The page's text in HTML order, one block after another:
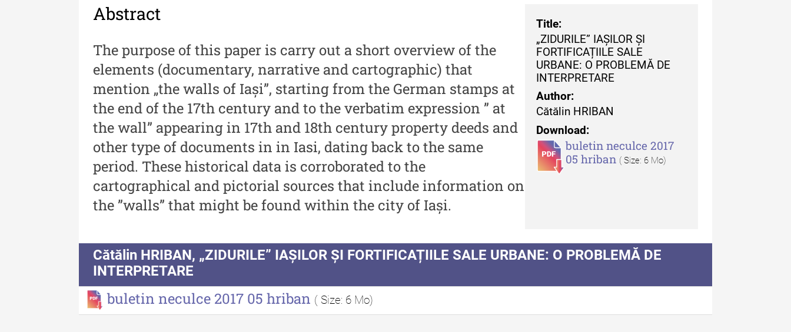
XLIV - 2025
XLIII - 2024
Revista "Cercetări istorice" -
XLII - 2023
Indexul Complet
Moldovei - XXIV / 2018
Buletinul ”Ioan Neculce” al
Muzeului de Istorie a
Moldovei - XXIII / 2017
Buletinul ”Ioan Neculce” al
Muzeului de Istorie a
Moldovei - XXII / 2016
Indexul Complet
al Moldovei - XXII / 2022
Anuarul Muzeului Etnografic
al Moldovei - XXI / 2021
Anuarul Muzeului Etnografic
al Moldovei - XX / 2020
Indexul Complet
Buletinul Muzeului Științei
și Tehnicii ”Ștefan Procopiu”
- An XV / Nr. 15 / 2021
Patrimoniului
Cercetare și Conservare-
Restaurare a Patrimoniului -
MediCult - Revista de
Abstract
The purpose of this paper is carry out a short overview of the
elements (documentary, narrative and cartographic) that
mention „the walls of Iași”, starting from the German stamps at
the end of the 17th century and to the verbatim expression ” at
the wall” appearing in 17th and 18th century property deeds and
other type of documents in in Iasi, dating back to the same
period. These historical data is corroborated to the
cartographical and pictorial sources that include information on
the ”walls” that might be found within the city of Iași.
Title:
„ZIDURILE” IAȘILOR ȘI
FORTIFICAȚIILE SALE
URBANE: O PROBLEMĂ DE
INTERPRETARE
Author:
Cătălin HRIBAN
Download:
buletin neculce 2017
05 hriban ( Size: 6 Mo)
Cătălin HRIBAN, „ZIDURILE” IAȘILOR ȘI FORTIFICAȚIILE SALE URBANE: O PROBLEMĂ DE
INTERPRETARE
buletin neculce 2017 05 hriban ( Size: 6 Mo)